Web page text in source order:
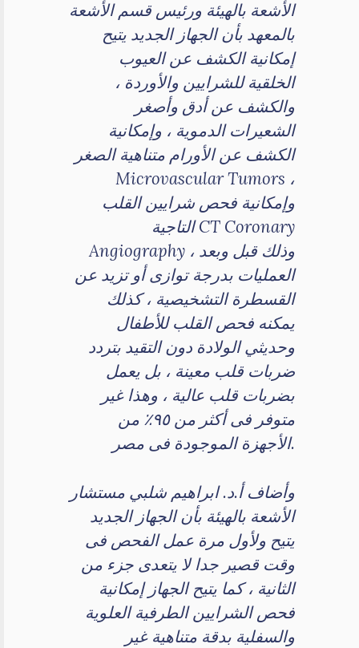
الأشعة بالهيئة ورئيس قسم الأشعة
بالمعهد بأن الجهاز الجديد يتيح
إمكانية الكشف عن العيوب
الخلقية للشرايين والأوردة ،
والكشف عن أدق وأصغر
الشعيرات الدموية ، وإمكانية
الكشف عن الأورام متناهية الصغر
Microvascular Tumors ،
وإمكانية فحص شرايين القلب
التاجية CT Coronary
Angiography ، وذلك قبل وبعد
العمليات بدرجة توازى أو تزيد عن
القسطرة التشخيصية ، كذلك
يمكنه فحص القلب للأطفال
وحديثي الولادة دون التقيد بتردد
ضربات قلب معينة ، بل يعمل
بضربات قلب عالية ، وهذا غير
متوفر فى أكثر من ٩٥٪ من
الأجهزة الموجودة فى مصر.
وأضاف أ.د. ابراهيم شلبي مستشار
الأشعة بالهيئة بأن الجهاز الجديد
يتيح ولأول مرة عمل الفحص فى
وقت قصير جدا لا يتعدى جزء من
الثانية ، كما يتيح الجهاز إمكانية
فحص الشرايين الطرفية العلوية
والسفلية بدقة متناهية غير